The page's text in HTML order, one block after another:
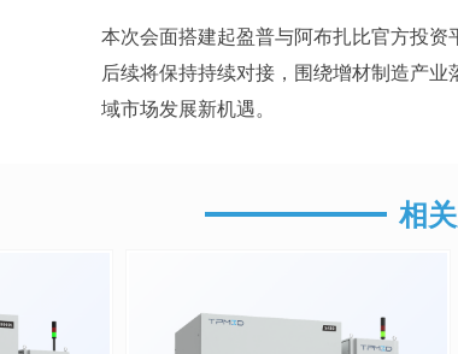
本次会面搭建起盈普与阿布扎比官方投
后续将保持持续对接，围绕增材制造产
域市场发展新机遇。
相